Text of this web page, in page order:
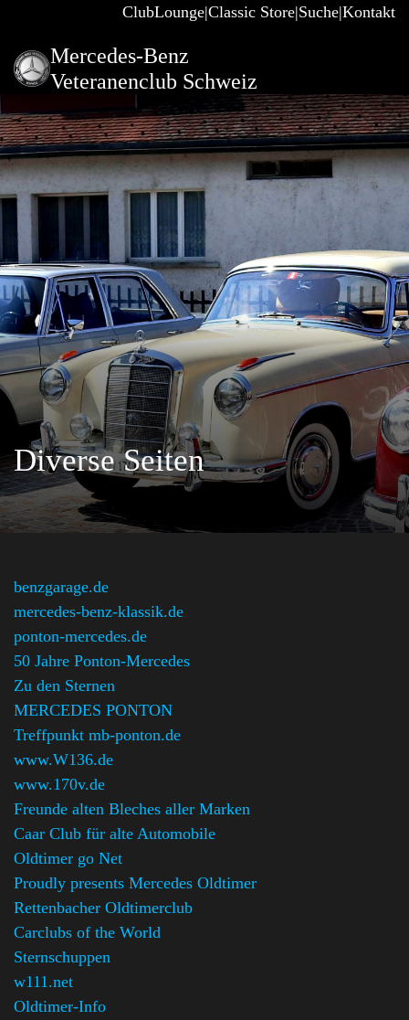
ClubLounge Classic Store Suche Kontakt
Mercedes-Benz
Veteranenclub Schweiz
Diverse Seiten
benzgarage.de
mercedes-benz-klassik.de
ponton-mercedes.de
50 Jahre Ponton-Mercedes
Zu den Sternen
MERCEDES PONTON
Treffpunkt mb-ponton.de
www.W136.de
www.170v.de
Freunde alten Bleches aller Marken
Caar Club für alte Automobile
Oldtimer go Net
Proudly presents Mercedes Oldtimer
Rettenbacher Oldtimerclub
Carclubs of the World
Sternschuppen
w111.net
Oldtimer-Info